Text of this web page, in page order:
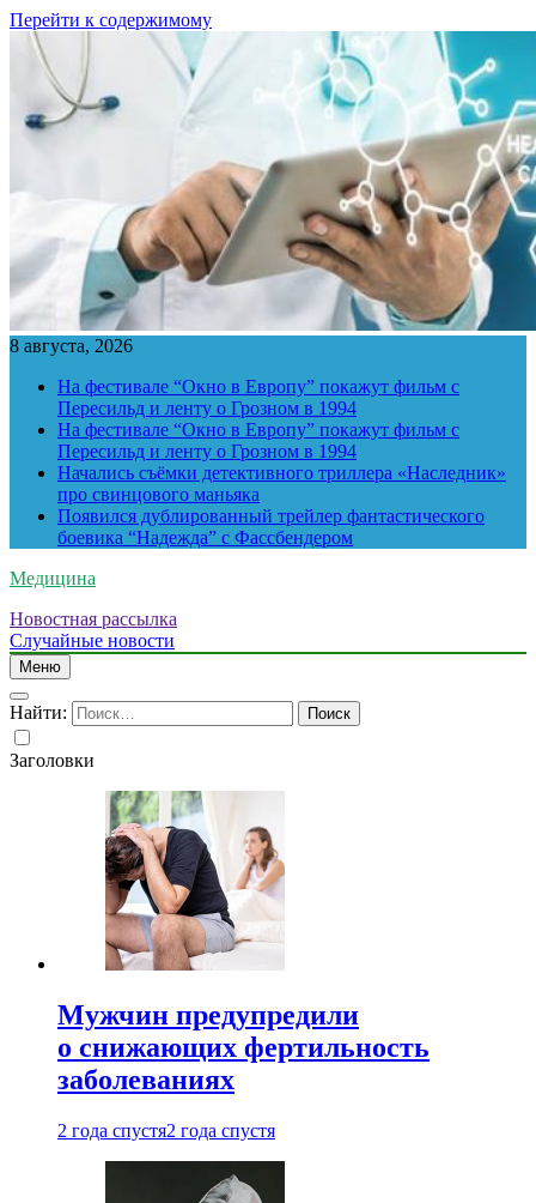
Перейти к содержимому
8 августа, 2026
На фестивале “Окно в Европу” покажут фильм с
Пересильд и ленту о Грозном в 1994
На фестивале “Окно в Европу” покажут фильм с
Пересильд и ленту о Грозном в 1994
Начались съёмки детективного триллера «Наследник»
про свинцового маньяка
Появился дублированный трейлер фантастического
боевика “Надежда” с Фассбендером
Медицина
Новостная рассылка
Случайные новости
Меню
Найти:
Заголовки
Мужчин предупредили
о снижающих фертильность
заболеваниях
2 года спустя2 года спустя